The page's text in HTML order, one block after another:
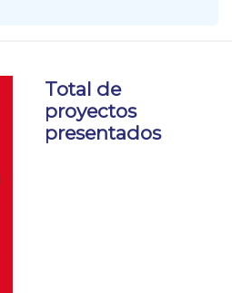
Total de
proyectos
presentados